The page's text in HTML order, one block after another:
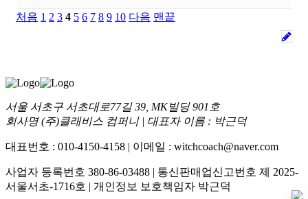
처음 1 2 3 4 5 6 7 8 9 10 다음 맨끝
서울 서초구 서초대로77길 39, MK빌딩 901호
회사명 (주)클래비스 컴퍼니 | 대표자 이름 : 박근덕
대표번호 : 010-4150-4158 | 이메일 : witchcoach@naver.com
사업자 등록번호 380-86-03488 | 통신판매업신고번호 제 2025-
서울서초-1716호 | 개인정보 보호책임자 박근덕